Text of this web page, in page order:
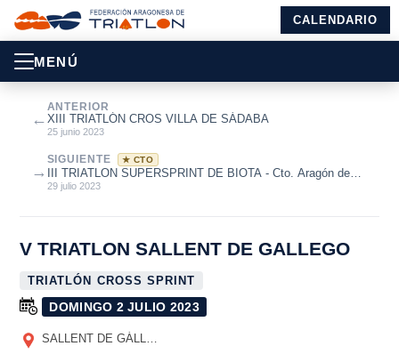
CALENDARIO
MENÚ
←
ANTERIOR
XIII TRIATLÓN CROS VILLA DE SÁDABA
25 junio 2023
SIGUIENTE ★ CTO
III TRIATLON SUPERSPRINT DE BIOTA - Cto. Aragón de
Triatlón SuperSprint 2023
29 julio 2023
→
V TRIATLON SALLENT DE GALLEGO
TRIATLÓN CROSS SPRINT
DOMINGO 2 JULIO 2023
SALLENT DE GÁLLEGO